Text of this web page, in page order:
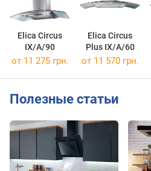
Elica Circus
IX/A/90
Elica Circus
Plus IX/A/60
от 11 275 грн. от 11 570 грн.
Полезные статьи